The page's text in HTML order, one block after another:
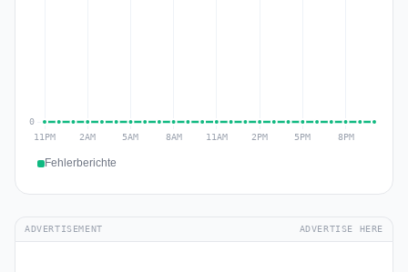
Fehlerberichte
ADVERTISEMENT ADVERTISE HERE